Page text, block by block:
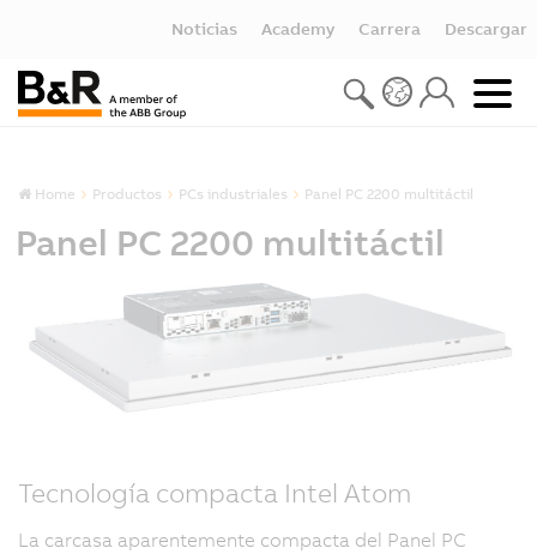
Noticias Academy Carrera Descargar
Home Productos PCs industriales Panel PC 2200 multitáctil
Panel PC 2200 multitáctil
Tecnología compacta Intel Atom
La carcasa aparentemente compacta del Panel PC